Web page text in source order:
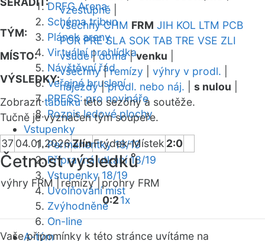
DRFG Arena
Schéma tribun
Plánek areny
Virtuální prohlídka
Návštěvní řád
Veřejné bruslení
PRESS: pro novináře
Rozpis ledové plochy
Vstupenky
Permanentky 18/19
Přípravná utkání 18/19
Vstupenky 18/19
Uvolňování míst
Zvýhodněné
On-line
A-tým
vzestupně
TÝM:
všechny CHM FRM JIH KOL LTM PCB
POR PRE SLA SOK TAB TRE VSE ZLI
MÍSTO:
všude|doma|venku
VÝSLEDKY:
všechny|remízy výhry v prodl.
nájezdy|prodl. nebo náj. s nulou
Zobrazittabulkutéto sezóny a soutěže.
Tučně je vyznačen tým soupeře.
37 04.01.2026ZlínFrýdek-Místek 2:0
Četnost výsledků
výhry FRM | remízy | prohry FRM
0:21x
Vaše připomínky k této stránce uvítáme na